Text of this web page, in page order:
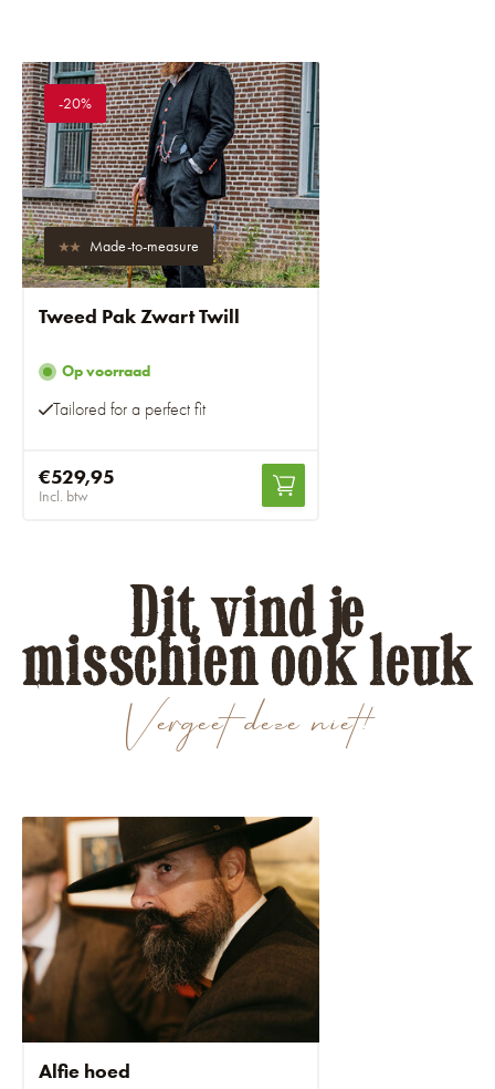
-20%
Made-to-measure
Tweed Pak Zwart Twill
Op voorraad
Tailored for a perfect fit
€529,95
Incl. btw
Vergeet deze niet!
Dit vind je
misschien ook leuk
Alfie hoed